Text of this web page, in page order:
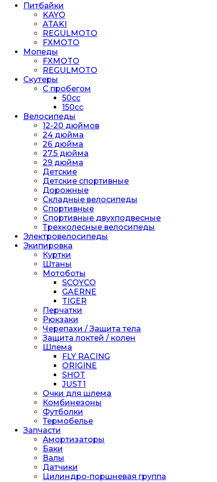
Питбайки
KAYO
ATAKI
REGULMOTO
FXMOTO
Мопеды
FXMOTO
REGULMOTO
Скутеры
С пробегом
50cc
150cc
Велосипеды
12-20 дюймов
24 дюйма
26 дюйма
27.5 дюйма
29 дюйма
Детские
Детские спортивные
Дорожные
Складные велосипеды
Спортивные
Спортивные двухподвесные
Трехколесные велосипеды
Электровелосипеды
Экипировка
Куртки
Штаны
Мотоботы
SCOYCO
GAERNE
TIGER
Перчатки
Рюкзаки
Черепахи / Защита тела
Защита локтей / колен
Шлема
FLY RACING
ORIGINE
SHOT
JUST1
Очки для шлема
Комбинезоны
Футболки
Термобелье
Запчасти
Амортизаторы
Баки
Валы
Датчики
Цилиндро-поршневая группа